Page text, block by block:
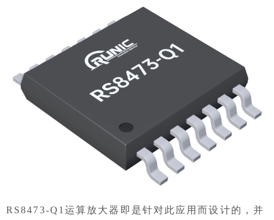
RS8473-Q1运算放大器即是针对此应用而设计的，并